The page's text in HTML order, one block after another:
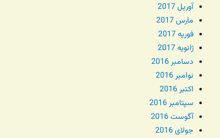
آوریل 2017
مارس 2017
فوریه 2017
ژانویه 2017
دسامبر 2016
نوامبر 2016
اکتبر 2016
سپتامبر 2016
آگوست 2016
جولای 2016